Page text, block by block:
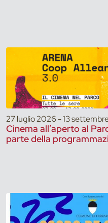
27 luglio 2026 - 13
Cinema all’aperto al
parte della